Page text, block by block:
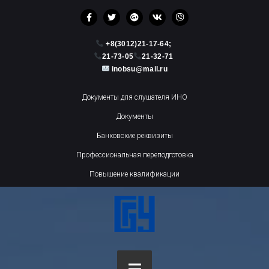
+8(3012)21-17-64;
21-73-05
21-32-71
inobsu@mail.ru
Документы для слушателя ИНО
Документы
Банковские реквизиты
Профессиональная переподготовка
Повышение квалификации